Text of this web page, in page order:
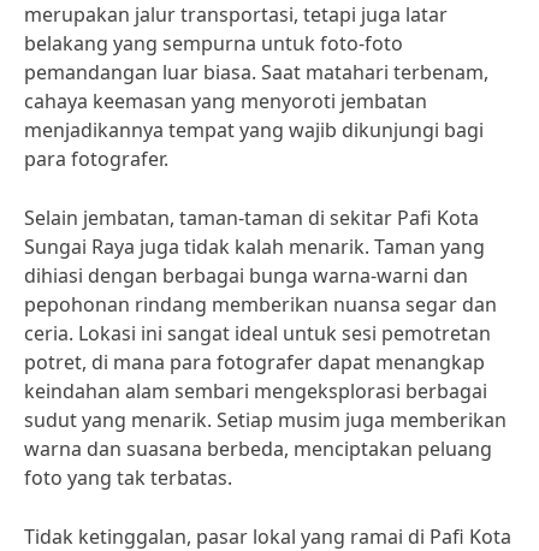
merupakan jalur transportasi, tetapi juga latar
belakang yang sempurna untuk foto-foto
pemandangan luar biasa. Saat matahari terbenam,
cahaya keemasan yang menyoroti jembatan
menjadikannya tempat yang wajib dikunjungi bagi
para fotografer.
Selain jembatan, taman-taman di sekitar Pafi Kota
Sungai Raya juga tidak kalah menarik. Taman yang
dihiasi dengan berbagai bunga warna-warni dan
pepohonan rindang memberikan nuansa segar dan
ceria. Lokasi ini sangat ideal untuk sesi pemotretan
potret, di mana para fotografer dapat menangkap
keindahan alam sembari mengeksplorasi berbagai
sudut yang menarik. Setiap musim juga memberikan
warna dan suasana berbeda, menciptakan peluang
foto yang tak terbatas.
Tidak ketinggalan, pasar lokal yang ramai di Pafi Kota